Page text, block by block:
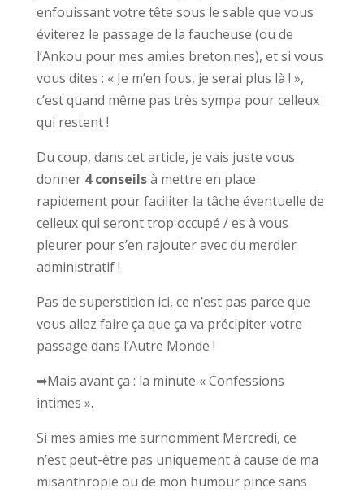
enfouissant votre tête sous le sable que vous
éviterez le passage de la faucheuse (ou de
l’Ankou pour mes ami.es breton.nes), et si vous
vous dites : « Je m’en fous, je serai plus là ! »,
c’est quand même pas très sympa pour celleux
qui restent !
Du coup, dans cet article, je vais juste vous
donner 4 conseilsà mettre en place
rapidement pour faciliter la tâche éventuelle de
celleux qui seront trop occupé / es à vous
pleurer pour s’en rajouter avec du merdier
administratif !
Pas de superstition ici, ce n’est pas parce que
vous allez faire ça que ça va précipiter votre
passage dans l’Autre Monde !
➡Mais avant ça : la minute « Confessions
intimes ».
Si mes amies me surnomment Mercredi, ce
n’est peut-être pas uniquement à cause de ma
misanthropie ou de mon humour pince sans